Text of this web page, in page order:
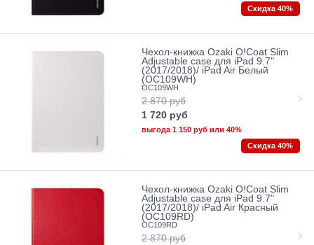
Скидка 40%
Чехол-книжка Ozaki O!Coat Slim
Adjustable case для iPad 9.7"
(2017/2018)/ iPad Air Белый
(OC109WH)
OC109WH
2 870 руб
1 720 руб
выгода 1 150 рубили 40%
Скидка 40%
Чехол-книжка Ozaki O!Coat Slim
Adjustable case для iPad 9.7"
(2017/2018)/ iPad Air Красный
(OC109RD)
OC109RD
2 870 руб